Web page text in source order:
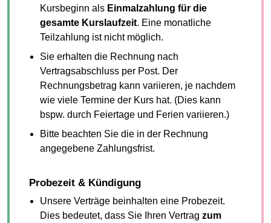
Kursbeginn als Einmalzahlung für die
gesamte Kurslaufzeit. Eine monatliche
Teilzahlung ist nicht möglich.
Sie erhalten die Rechnung nach
Vertragsabschluss per Post. Der
Rechnungsbetrag kann variieren, je nachdem
wie viele Termine der Kurs hat. (Dies kann
bspw. durch Feiertage und Ferien variieren.)
Bitte beachten Sie die in der Rechnung
angegebene Zahlungsfrist.
Probezeit & Kündigung
Unsere Verträge beinhalten eine Probezeit.
Dies bedeutet, dass Sie Ihren Vertrag zum